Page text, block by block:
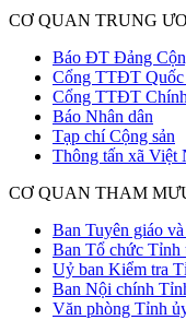
CƠ QUAN TRUNG
Báo ĐT Đảng
Cổng TTĐT
Cổng TTĐT
Báo Nhân dân
Tạp chí Cộng sản
Thông tấn xã
CƠ QUAN THAM
Ban Tuyên giáo
Ban Tổ chức Tỉnh
Uỷ ban Kiểm tra
Ban Nội chính
Văn phòng Tỉnh